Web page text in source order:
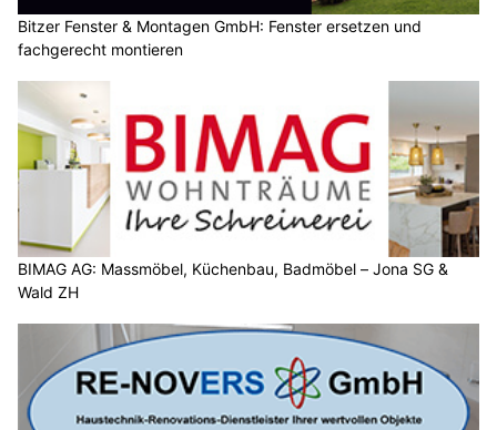
Bitzer Fenster & Montagen GmbH: Fenster ersetzen und
fachgerecht montieren
BIMAG AG: Massmöbel, Küchenbau, Badmöbel – Jona SG &
Wald ZH